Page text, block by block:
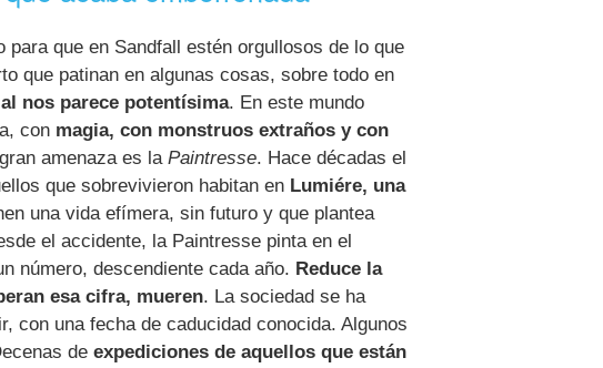
que en Sandfall estén orgullosos de lo que
que patinan en algunas cosas, sobre todo en
nos parece potentísima. En este mundo
con magia, con monstruos extraños y con
amenaza es la Paintresse. Hace décadas el
que sobrevivieron habitan en Lumiére, una
una vida efímera, sin futuro y que plantea
el accidente, la Paintresse pinta en el
número, descendiente cada año. Reduce la
esa cifra, mueren. La sociedad se ha
con una fecha de caducidad conocida. Algunos
de expediciones de aquellos que están